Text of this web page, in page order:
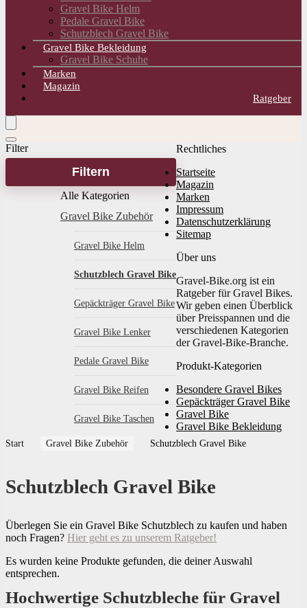
Gravel Bike Helm
Pedale Gravel Bike
Schutzblech Gravel Bike
Gravel Bike Bekleidung
Gravel Bike Schuhe
Marken
Magazin
Ratgeber
Filter
Filtern
Alle Kategorien
Gravel Bike Zubehör
Gravel Bike Helm
Schutzblech Gravel Bike
Gepäckträger Gravel Bike
Gravel Bike Lenker
Pedale Gravel Bike
Gravel Bike Reifen
Gravel Bike Taschen
Start Gravel Bike Zubehör Schutzblech Gravel Bike
Schutzblech Gravel Bike
Überlegen Sie ein Gravel Bike Schutzblech zu kaufen und haben
noch Fragen? Hier geht es zu unserem Ratgeber!
Es wurden keine Produkte gefunden, die deiner Auswahl
entsprechen.
Hochwertige Schutzbleche für Gravel
Rechtliches
Startseite
Magazin
Marken
Impressum
Datenschutzerklärung
Sitemap
Über uns
Gravel-Bike.org ist ein
Ratgeber für Gravel Bikes.
Wir geben einen Überblick
über Preisspannen und die
verschiedenen Kategorien
der Gravel-Bike-Branche.
Produkt-Kategorien
Besondere Gravel Bikes
Gepäckträger Gravel Bike
Gravel Bike
Gravel Bike Bekleidung